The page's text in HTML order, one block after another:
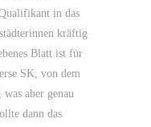
in das
kräftig
Blatt ist für
SK, von dem
aber genau
dann das